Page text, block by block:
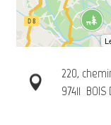
220,
97411 BOIS